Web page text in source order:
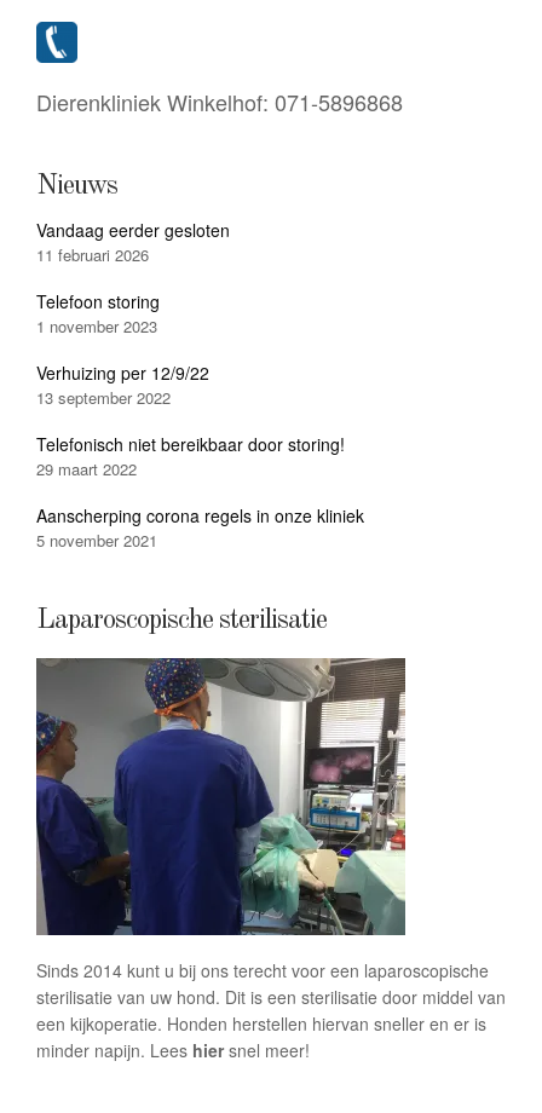
Dierenkliniek Winkelhof: 071-5896868
Nieuws
Vandaag eerder gesloten
11 februari 2026
Telefoon storing
1 november 2023
Verhuizing per 12/9/22
13 september 2022
Telefonisch niet bereikbaar door storing!
29 maart 2022
Aanscherping corona regels in onze kliniek
5 november 2021
Laparoscopische sterilisatie
Sinds 2014 kunt u bij ons terecht voor een laparoscopische
sterilisatie van uw hond. Dit is een sterilisatie door middel van
een kijkoperatie. Honden herstellen hiervan sneller en er is
minder napijn. Lees hiersnel meer!